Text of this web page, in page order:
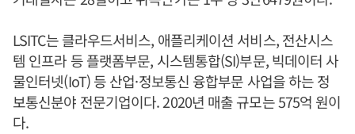
LSITC는 클라우드서비스, 애플리케이션 서비스, 전산시스
템 인프라 등 플랫폼부문, 시스템통합(SI)부문, 빅데이터 사
물인터넷(IoT) 등 산업·정보통신 융합부문 사업을 하는 정
보통신분야 전문기업이다. 2020년 매출 규모는 575억 원이
다.